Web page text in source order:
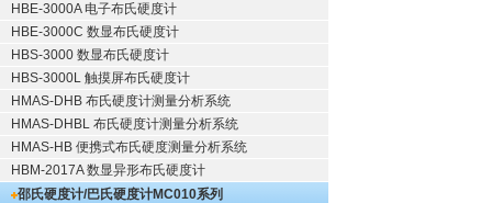
HBE-3000A 电子布氏硬度计
HBE-3000C 数显布氏硬度计
HBS-3000 数显布氏硬度计
HBS-3000L 触摸屏布氏硬度计
HMAS-DHB 布氏硬度计测量分析系统
HMAS-DHBL 布氏硬度计测量分析系统
HMAS-HB 便携式布氏硬度测量分析系统
HBM-2017A 数显异形布氏硬度计
邵氏硬度计/巴氏硬度计MC010系列